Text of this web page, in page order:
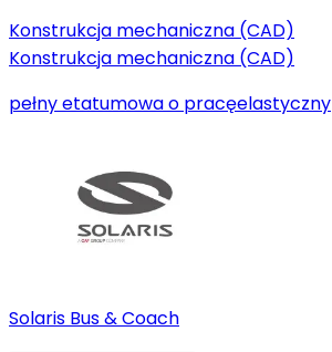
Konstrukcja mechaniczna (CAD)
Konstrukcja mechaniczna (CAD)
pełny etatumowa o pracęelastyczny
Solaris Bus & Coach